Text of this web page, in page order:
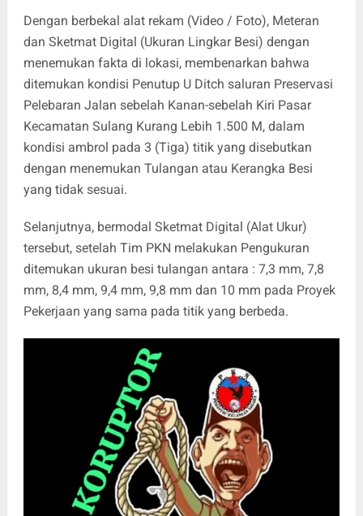
Dengan berbekal alat rekam (Video / Foto), Meteran
dan Sketmat Digital (Ukuran Lingkar Besi) dengan
menemukan fakta di lokasi, membenarkan bahwa
ditemukan kondisi Penutup U Ditch saluran Preservasi
Pelebaran Jalan sebelah Kanan-sebelah Kiri Pasar
Kecamatan Sulang Kurang Lebih 1.500 M, dalam
kondisi ambrol pada 3 (Tiga) titik yang disebutkan
dengan menemukan Tulangan atau Kerangka Besi
yang tidak sesuai.
Selanjutnya, bermodal Sketmat Digital (Alat Ukur)
tersebut, setelah Tim PKN melakukan Pengukuran
ditemukan ukuran besi tulangan antara : 7,3 mm, 7,8
mm, 8,4 mm, 9,4 mm, 9,8 mm dan 10 mm pada Proyek
Pekerjaan yang sama pada titik yang berbeda.